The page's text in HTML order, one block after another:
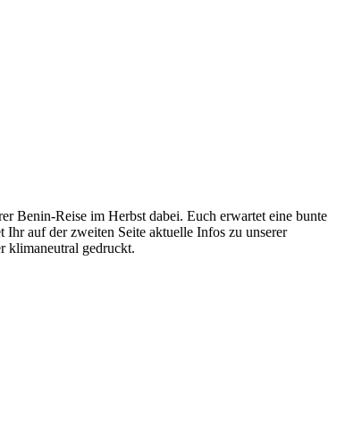
Benin-Reise im Herbst dabei. Euch erwartet eine bunte
auf der zweiten Seite aktuelle Infos zu unserer
klimaneutral gedruckt.